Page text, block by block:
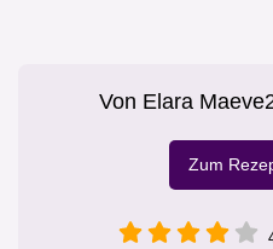
Von Elara Maeve
Zum